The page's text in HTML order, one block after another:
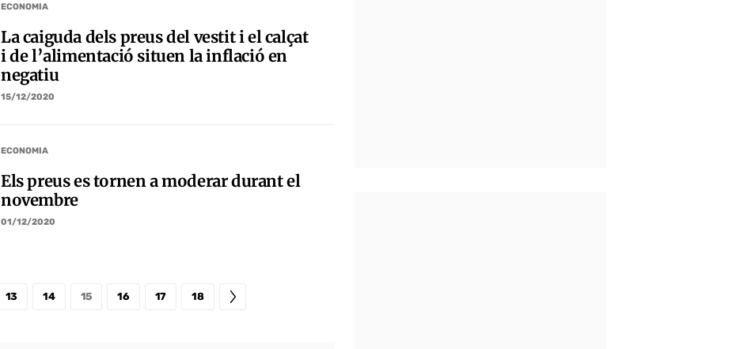
ECONOMIA
La caiguda dels preus del vestit i el calçat
i de l’alimentació situen la inflació en
negatiu
15/12/2020
ECONOMIA
Els preus es tornen a moderar durant el
novembre
01/12/2020
13 14 15 16 17 18